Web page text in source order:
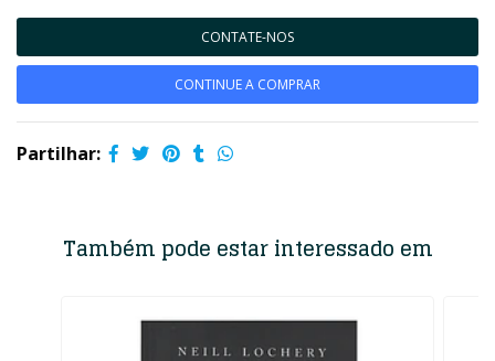
CONTATE-NOS
CONTINUE A COMPRAR
Partilhar:
Também pode estar interessado em